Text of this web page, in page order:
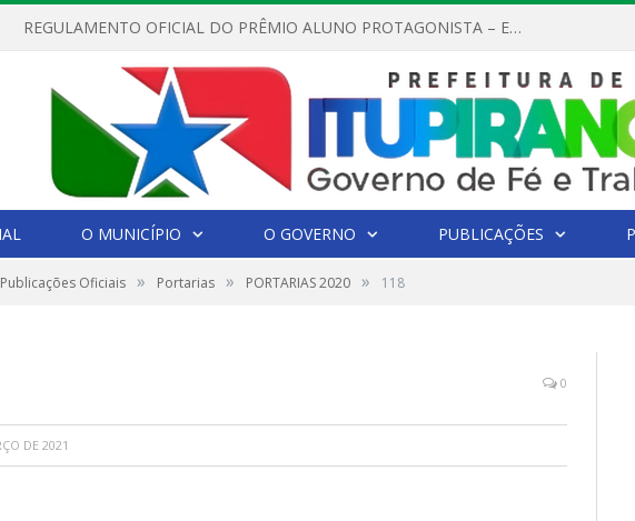
REGULAMENTO OFICIAL DO PRÊMIO ALUNO PROTAGONISTA – EDIÇÃO 2026
O MUNICÍPIO O GOVERNO PUBLICAÇÕES
Publicações Oficiais » Portarias » PORTARIAS 2020 » 118
0
DE 2021